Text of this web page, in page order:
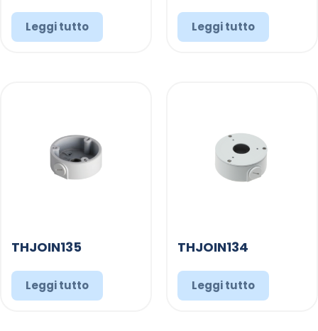
Leggi tutto Leggi tutto
THJOIN135
Leggi tutto
THJOIN134
Leggi tutto